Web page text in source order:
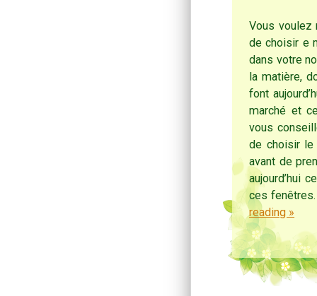
Vous voulez
de choisir e
dans votre
la matière,
font
marché et
vous
de choisir le
avant de
aujourd’hui
ces
reading »